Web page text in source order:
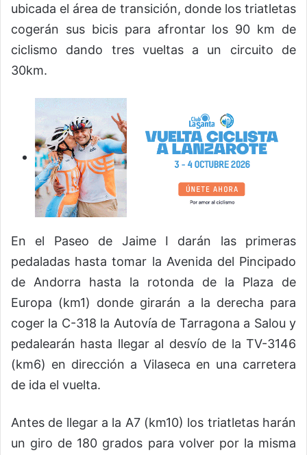
ubicada el área de transición, donde los triatletas
cogerán sus bicis para afrontar los 90 km de
ciclismo dando tres vueltas a un circuito de
30km.
En el Paseo de Jaime I darán las primeras
pedaladas hasta tomar la Avenida del Pincipado
de Andorra hasta la rotonda de la Plaza de
Europa (km1) donde girarán a la derecha para
coger la C-318 la Autovía de Tarragona a Salou y
pedalearán hasta llegar al desvío de la TV-3146
(km6) en dirección a Vilaseca en una carretera
de ida el vuelta.
Antes de llegar a la A7 (km10) los triatletas harán
un giro de 180 grados para volver por la misma